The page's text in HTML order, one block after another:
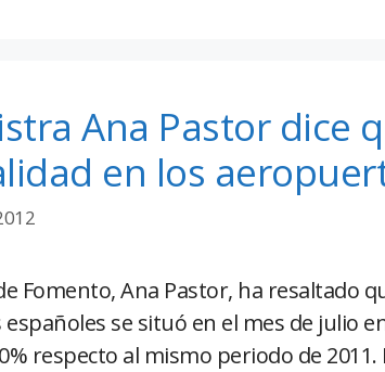
Ana Pastor dice
en los
Fomento, Ana Pastor, ha resaltado
se situó en el mes de julio
respecto al mismo periodo de